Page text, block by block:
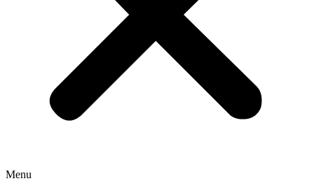
Menu